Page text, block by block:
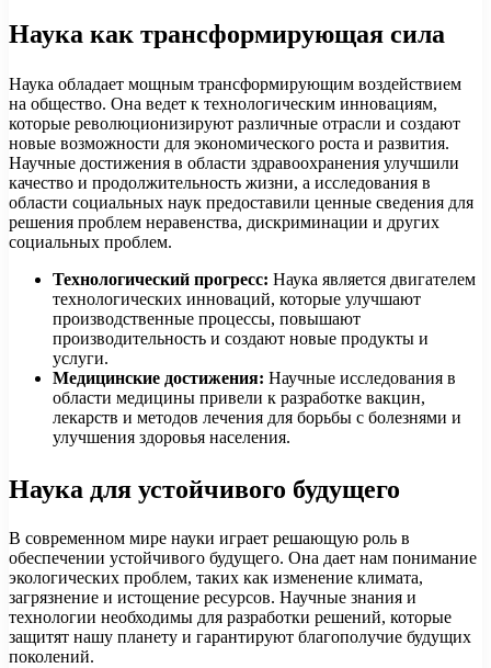
Наука как трансформирующая сила
Наука обладает мощным трансформирующим воздействием
на общество. Она ведет к технологическим инновациям,
которые революционизируют различные отрасли и создают
новые возможности для экономического роста и развития.
Научные достижения в области здравоохранения улучшили
качество и продолжительность жизни, а исследования в
области социальных наук предоставили ценные сведения для
решения проблем неравенства, дискриминации и других
социальных проблем.
Технологический прогресс: Наука является двигателем
технологических инноваций, которые улучшают
производственные процессы, повышают
производительность и создают новые продукты и
услуги.
Медицинские достижения: Научные исследования в
области медицины привели к разработке вакцин,
лекарств и методов лечения для борьбы с болезнями и
улучшения здоровья населения.
Наука для устойчивого будущего
В современном мире науки играет решающую роль в
обеспечении устойчивого будущего. Она дает нам понимание
экологических проблем, таких как изменение климата,
загрязнение и истощение ресурсов. Научные знания и
технологии необходимы для разработки решений, которые
защитят нашу планету и гарантируют благополучие будущих
поколений.